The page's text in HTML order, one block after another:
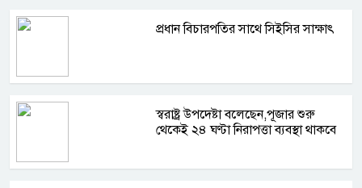
প্রধান বিচারপতির সাথে সিইসির সাক্ষাৎ
স্বরাষ্ট্র উপদেষ্টা বলেছেন,পূজার শুরু
থেকেই ২৪ ঘণ্টা নিরাপত্তা ব্যবস্থা থাকবে